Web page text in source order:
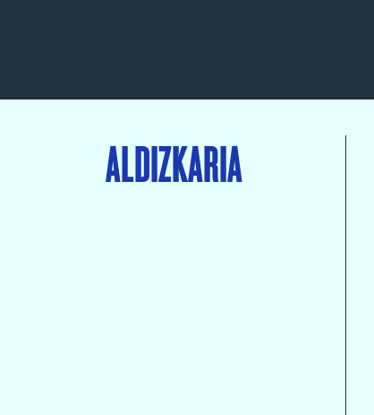
ALDIZKARIA